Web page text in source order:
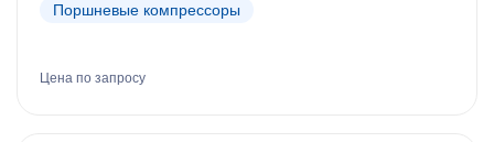
Поршневые компрессоры
Цена по запросу